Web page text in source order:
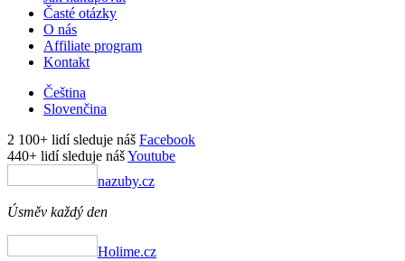
Časté otázky
O nás
Affiliate program
Kontakt
Čeština
Slovenčina
2 100+ lidí sleduje náš Facebook
440+ lidí sleduje nášYoutube
nazuby.cz
Úsměv každý den
Holime.cz